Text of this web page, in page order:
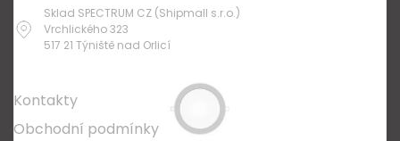
Sklad SPECTRUM CZ (Shipmall s.r.o.)
Vrchlického 323
517 21 Týniště nad Orlicí
Kontakty
Obchodní podmínky